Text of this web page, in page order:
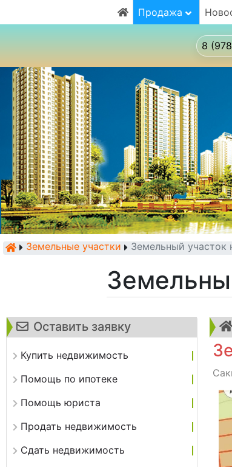
Продажа
8
Земельные участки Земельный
Оставить заявку
Купить недвижимость
Помощь по ипотеке
Помощь юриста
Продать недвижимость
Сдать недвижимость